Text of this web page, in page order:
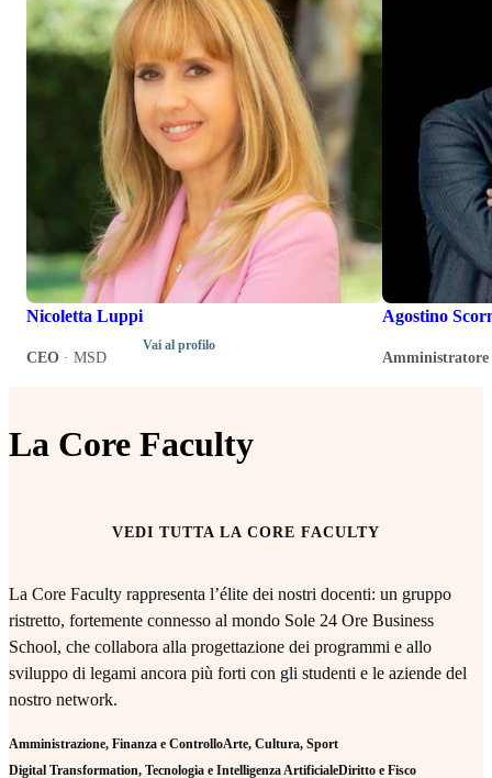
Nicoletta Luppi
CEO · MSD
Vai al profilo
Agostino
Amministratore
La Core Faculty
VEDI TUTTA LA CORE FACULTY
La Core Faculty rappresenta l’élite dei nostri docenti: un gruppo
ristretto, fortemente connesso al mondo Sole 24 Ore Business
School, che collabora alla progettazione dei programmi e allo
sviluppo di legami ancora più forti con gli studenti e le aziende del
nostro network.
Amministrazione, Finanza e ControlloArte, Cultura, Sport
Digital Transformation, Tecnologia e Intelligenza ArtificialeDiritto e Fisco